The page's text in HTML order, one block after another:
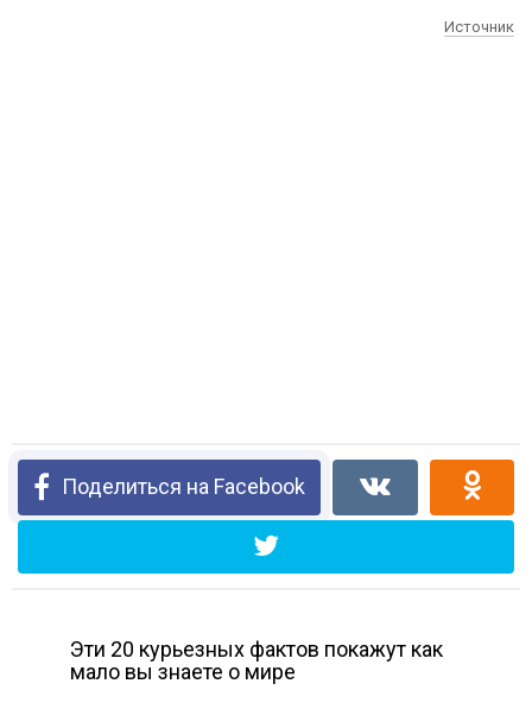
Источник
Поделиться на Facebook
Эти 20 курьезных фактов покажут как
мало вы знаете о мире